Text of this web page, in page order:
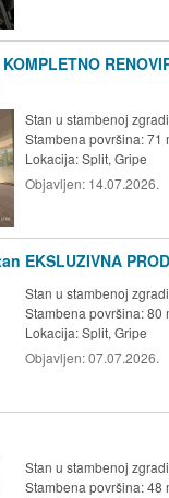
Stan u stambenoj
Stambena površina: 71
Lokacija:Split, Gripe
Objavljen: 14.07.2026.
EKSLUZIVNA
Stan u stambenoj
Stambena površina: 80
Lokacija:Split, Gripe
Objavljen:07.07.2026.
Stan u stambenoj
Stambena površina: 48